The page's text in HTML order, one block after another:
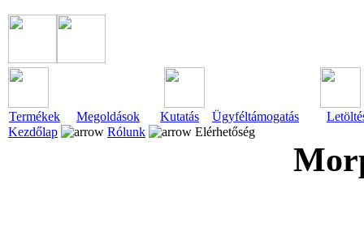
Termékek Megoldások Kutatás Ügyféltámogatás
Kezdőlap
Rólunk Elérhetőség